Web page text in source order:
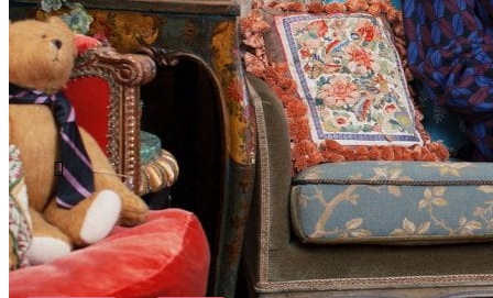
Vũng Tàu
Nha Trang
Đà Lạt
Cần Thơ
Quy Nhơn
Thừa Thiên Huế
Khác…
Blog
Sách / Truyện
Lifestyle
Giải trí
Thương hiệu
Tạo thương hiệu